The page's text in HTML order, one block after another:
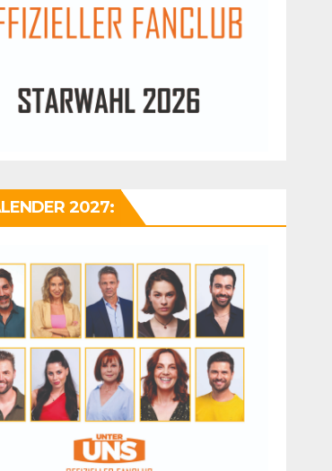
2027: